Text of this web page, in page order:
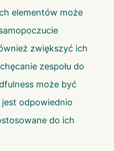
elementów może
zwiększyć ich
zespołu do
może być
odpowiednio
do ich